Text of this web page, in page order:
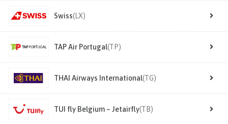
Swiss(LX)
TAP Air Portugal(TP)
THAI Airways International(TG)
TUI fly Belgium – Jetairfly(TB)